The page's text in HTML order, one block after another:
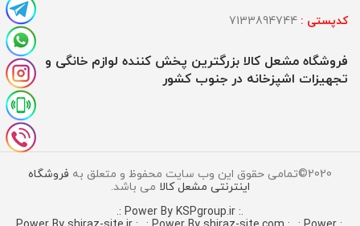
کدپستی :
فروشگاه مشعل کالا بزرگترین پخش کننده لوازم خانگی و
تجهیزات اشپزخانه در جنوب کشور
2020©تمامی حقوق این وب سایت محفوظ و متعلق به
فروشگاه
اینترنتی مشعل کالا می باشد.
.: Power By KSPgroup.ir :.